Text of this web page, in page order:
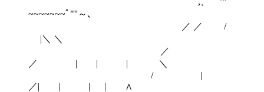
~~~~~~~ﾟ"''～､
／ ／ /
|＼ ＼
／
／ | | | ＼
/ |
／| | | | ∧